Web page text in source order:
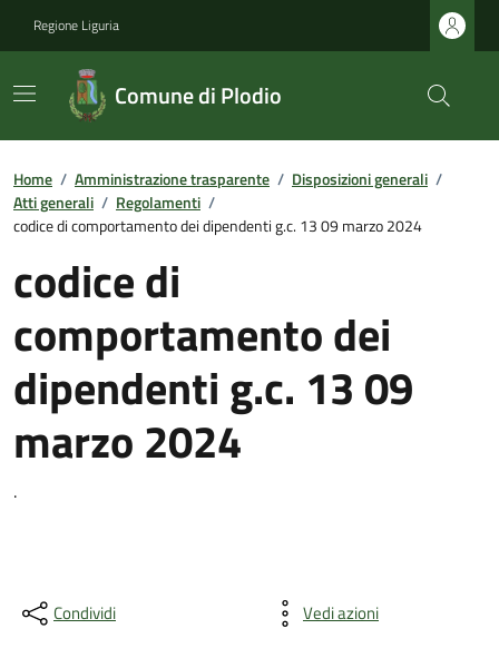
Regione Liguria
Comune di Plodio
Home / Amministrazione trasparente / Disposizioni generali /
Atti generali / Regolamenti /
codice di comportamento dei dipendenti g.c. 13 09 marzo 2024
codice di
comportamento dei
dipendenti g.c. 13 09
marzo 2024
.
Condividi Vedi azioni